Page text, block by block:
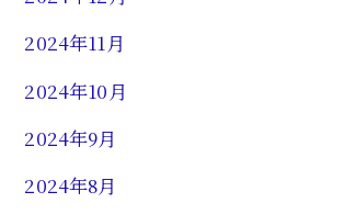
2024年11月
2024年10月
2024年9月
2024年8月